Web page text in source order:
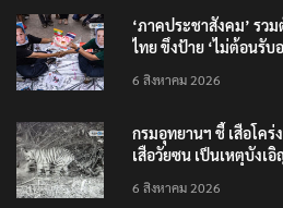
‘ภาคประชาสังคม’ รว
ไทย ขึงป้าย ‘ไม่ต้อนรับ
6 สิงหาคม 2026
กรมอุทยานฯ ชี้ เสือโค
เสือวัยซน เป็นเหตุบังเ
6 สิงหาคม 2026